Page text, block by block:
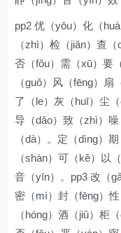
pp2 优（yōu）化（
（zhì）检（jiǎn）查
否（fǒu）需（xū）要
（guǒ）风（fēng）扇
了（le）灰（huī）尘
导（dǎo）致（zhì）
（dà）。定（dìng）
（shàn）可（kě）以
音（yīn）。pp3 改（
密（mì）封（fēng）
（hóng）酒（jiǔ）柜